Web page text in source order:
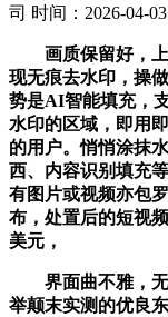
司 时间：2026-04-
画质保留好，上
现无痕去水印，操
势是AI智能填充，
水印的区域，即用
的用户。悄悄涂抹
西、内容识别填充
有图片或视频亦包
布，处置后的短视
美元，
界面曲不雅，无
举颠末实测的优良